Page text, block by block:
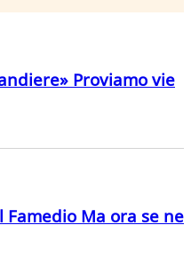
Proviamo vie
Ma ora se ne